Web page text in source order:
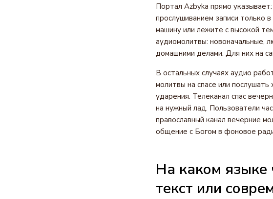
Портал Azbyka прямо
прослушиванием записи только
машину или лежите с высокой
аудиомолитвы: новоначальные,
домашними делами. Для них на
В остальных случаях аудио
молитвы на спасе или
ударения. Телеканал спас
на нужный лад. Пользователи
православный канал вечерние
общение с Богом в фоновое
На каком языке
текст или